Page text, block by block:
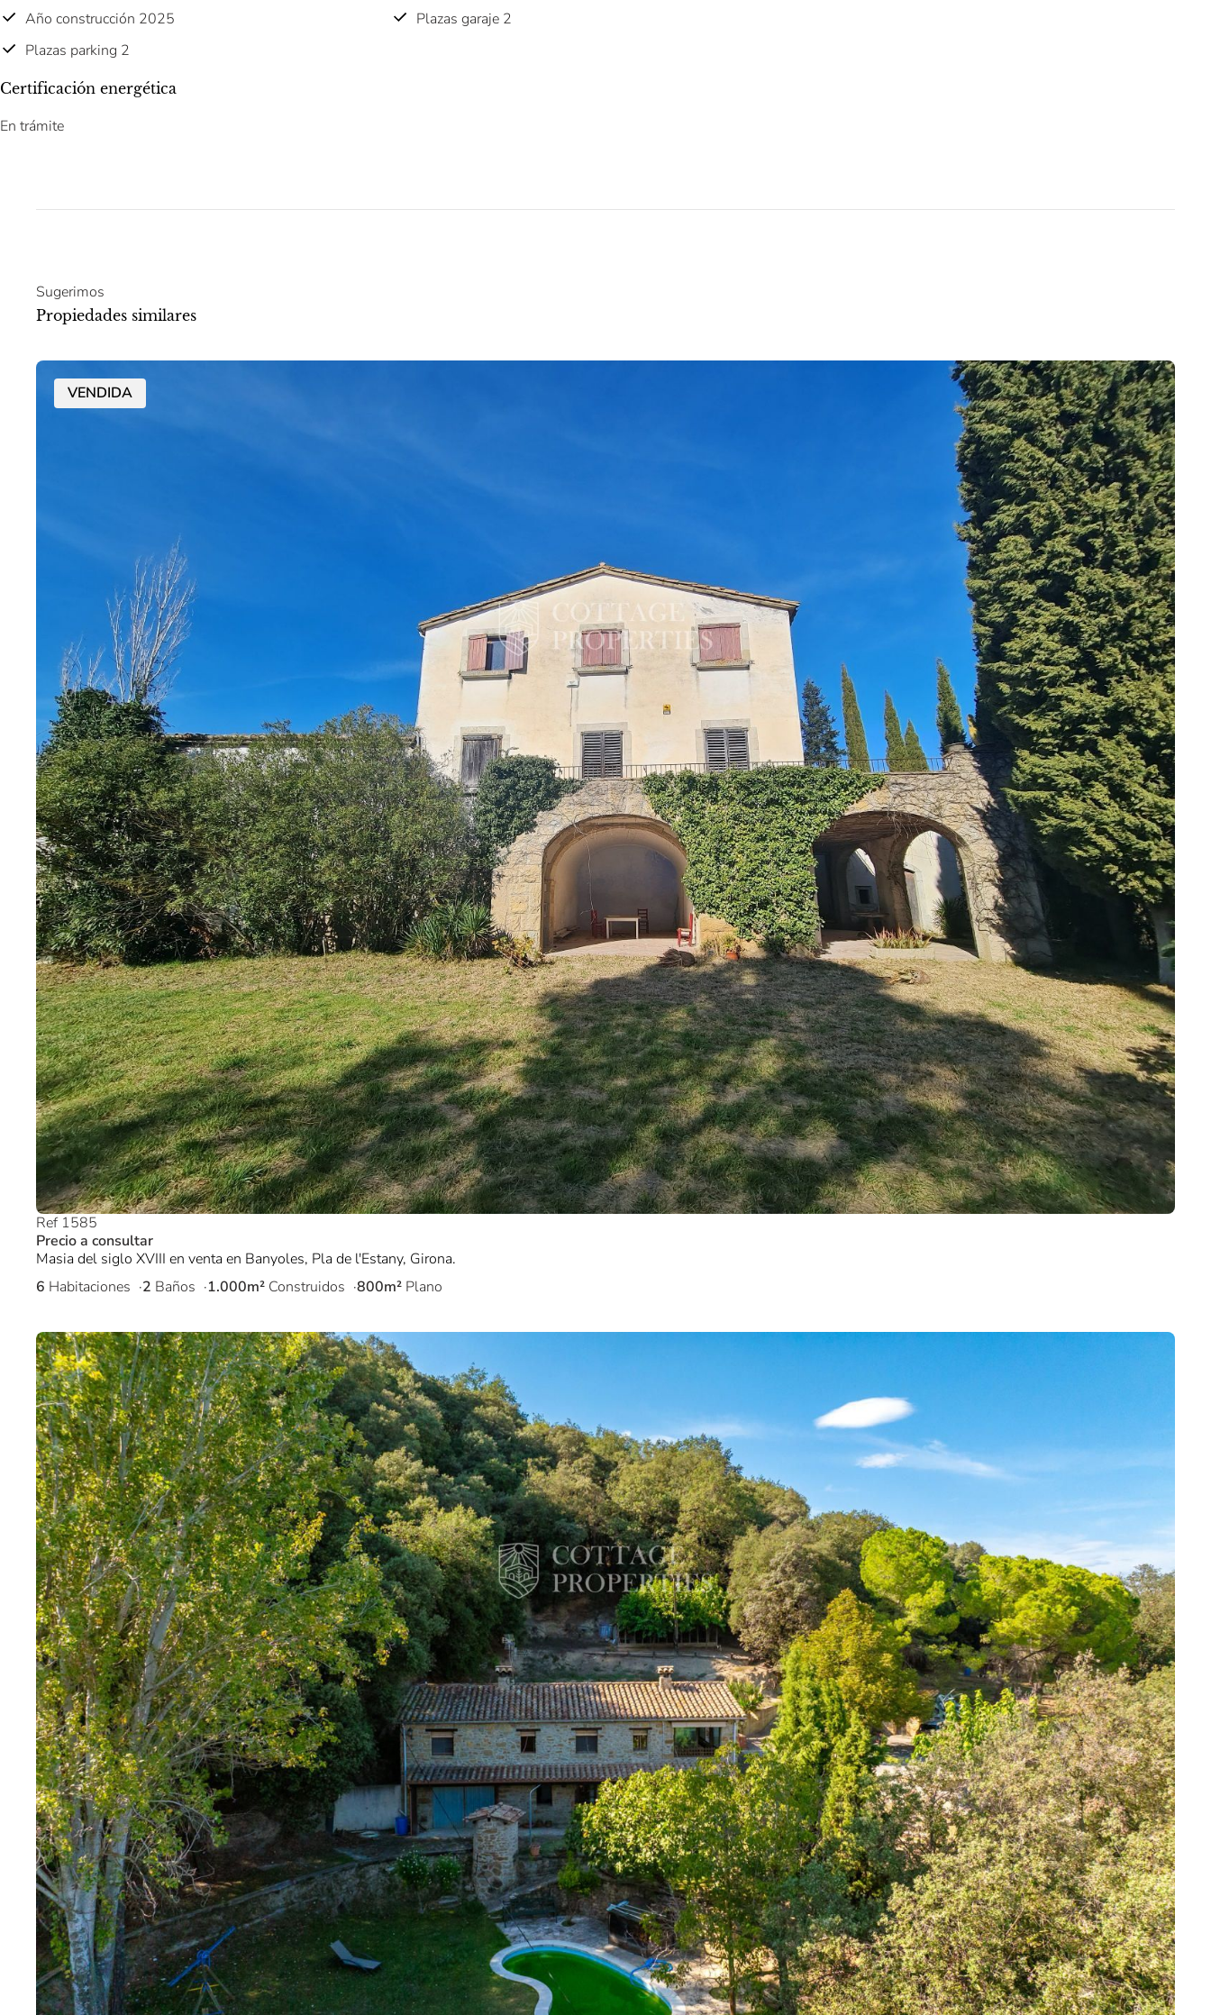
Año construcción 2025
Plazas garaje 2
Plazas parking 2
Certificación energética
En trámite
Sugerimos
Propiedades similares
VENDIDA
Ref 1585
Precio a consultar
Masia del siglo XVIII en venta en Banyoles, Pla de l'Estany, Girona.
6 Habitaciones 2 Baños 1.000m² Construidos 800m² Plano